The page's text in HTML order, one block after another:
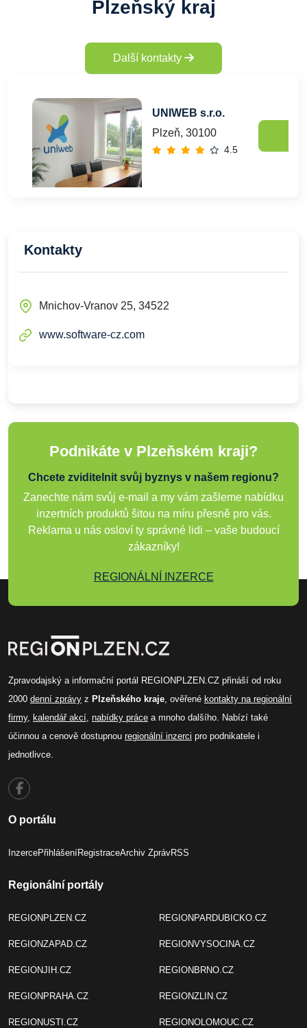
Plzeňský kraj
Další kontakty
UNIWEB s.r.o.
Plzeň, 30100
4.5
Kontakty
Mnichov-Vranov 25, 34522
www.software-cz.com
Podnikáte v Plzeňském kraji?
Chcete zviditelnit svůj byznys v našem regionu?
Zanechte nám svůj e-mail a my vám zašleme nabídku
inzertních produktů šitou na míru přesně pro vás.
Reklama u nás osloví ty správné lidi – vaše budoucí
zákazníky!
REGIONÁLNÍ INZERCE
Zpravodajský a informační portál REGIONPLZEN.CZ přináší od roku
2000 denní zprávy z Plzeňského kraje, ověřené kontakty na regionální
firmy, kalendář akcí, nabídky práce a mnoho dalšího. Nabízí také
účinnou a cenově dostupnou regionální inzerci pro podnikatele i
jednotlivce.
O portálu
InzercePřihlášeníRegistraceArchiv ZprávRSS
Regionální portály
REGIONPLZEN.CZ
REGIONZAPAD.CZ
REGIONJIH.CZ
REGIONPRAHA.CZ
REGIONUSTI.CZ
REGIONPARDUBICKO.CZ
REGIONVYSOCINA.CZ
REGIONBRNO.CZ
REGIONZLIN.CZ
REGIONOLOMOUC.CZ